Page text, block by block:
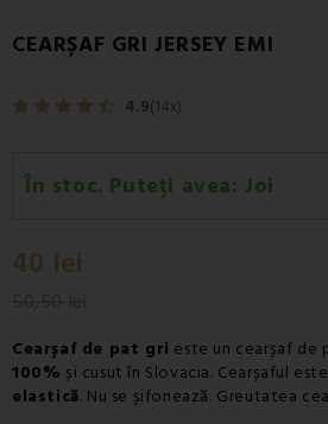
CEARȘAF GRI JERSEY EMI
4.9(14x)
În stoc. Puteți avea: Joi
Joi 13.08
40 lei
Cearșaf de pat gri este un cearșaf de
100% și cusut în Slovacia. Cearșaful este
elastică. Nu se șifonează. Greutatea